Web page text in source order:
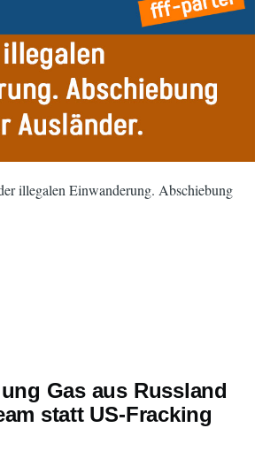
illegalen Einwanderung. Abschiebung
Gas aus Russland
statt US-Fracking